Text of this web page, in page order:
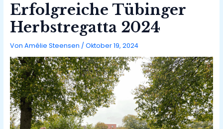
Erfolgreiche Tübinger
Herbstregatta 2024
Von Amélie Steensen / Oktober 19, 2024